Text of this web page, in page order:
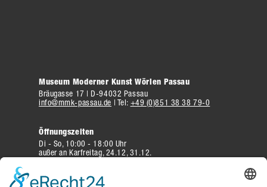
Museum Moderner Kunst Wörlen Passau
Bräugasse 17 | D-94032 Passau
info@mmk-passau.de | Tel: +49 (0)851 38 38 79-0
Öffnungszeiten
Di - So, 10:00 - 18:00 Uhr
außer an Karfreitag, 24.12, 31.12.
Eintritt